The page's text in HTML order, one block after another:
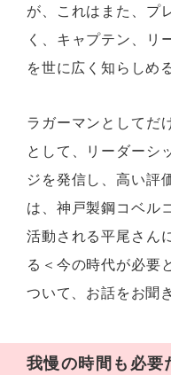
が、これはまた、プ
く、キャプテン、リ
を世に広く知らしめ
ラガーマンとしてだ
として、リーダーシ
ジを発信し、高い評
は、神戸製鋼コベル
活動される平尾さん
る＜今の時代が必要
ついて、お話をお聞
我慢の時間も必要